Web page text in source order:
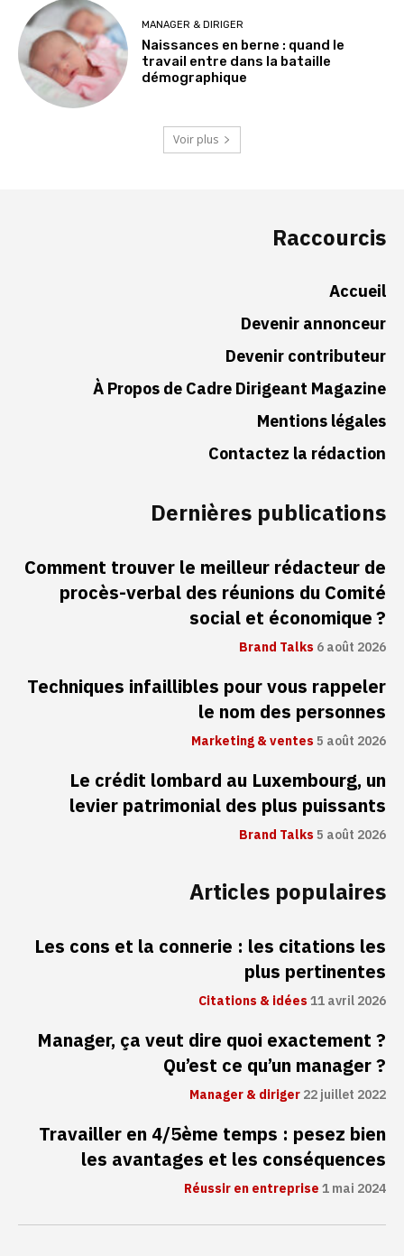
MANAGER & DIRIGER
Naissances en berne : quand le
travail entre dans la bataille
démographique
Voir plus
Raccourcis
Accueil
Devenir annonceur
Devenir contributeur
À Propos de Cadre Dirigeant Magazine
Mentions légales
Contactez la rédaction
Dernières publications
Comment trouver le meilleur rédacteur de
procès-verbal des réunions du Comité
social et économique ?
Brand Talks6 août 2026
Techniques infaillibles pour vous rappeler
le nom des personnes
Marketing & ventes5 août 2026
Le crédit lombard au Luxembourg, un
levier patrimonial des plus puissants
Brand Talks5 août 2026
Articles populaires
Les cons et la connerie : les citations les
plus pertinentes
Citations & idées11 avril 2026
Manager, ça veut dire quoi exactement ?
Qu’est ce qu’un manager ?
Manager & diriger22 juillet 2022
Travailler en 4/5ème temps : pesez bien
les avantages et les conséquences
Réussir en entreprise1 mai 2024